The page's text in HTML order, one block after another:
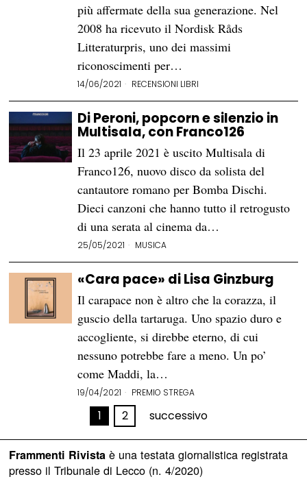
più affermate della sua generazione. Nel
2008 ha ricevuto il Nordisk Råds
Litteraturpris, uno dei massimi
riconoscimenti per…
14/06/2021 RECENSIONI LIBRI
Di Peroni, popcorn e silenzio in
Multisala, con Franco126
Il 23 aprile 2021 è uscito Multisala di
Franco126, nuovo disco da solista del
cantautore romano per Bomba Dischi.
Dieci canzoni che hanno tutto il retrogusto
di una serata al cinema da…
25/05/2021 MUSICA
«Cara pace» di Lisa Ginzburg
Il carapace non è altro che la corazza, il
guscio della tartaruga. Uno spazio duro e
accogliente, si direbbe eterno, di cui
nessuno potrebbe fare a meno. Un po’
come Maddi, la…
19/04/2021 PREMIO STREGA
1 2 successivo
Frammenti Rivistaè una testata giornalistica registrata
presso il Tribunale di Lecco (n. 4/2020)